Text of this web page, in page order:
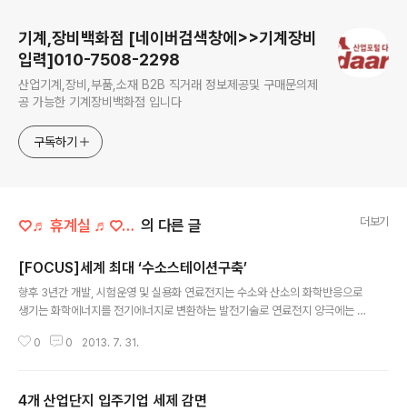
기계,장비백화점 [네이버검색창에>>기계장비
입력]010-7508-2298
산업기계,장비,부품,소재 B2B 직거래 정보제공및 구매문의제
공 가능한 기계장비백화점 입니다
구독하기
♡♬ 휴계실 ♬♡/정보마당 의 다른 글 더보기
[FOCUS]세계 최대 ‘수소스테이션구축’
향후 3년간 개발, 시험운영 및 실용화 연료전지는 수소와 산소의 화학반응으로
생기는 화학에너지를 전기에너지로 변환하는 발전기술로 연료전지 양극에는 수
화학적인 반응이 일어나 이 과정에서 전기를 생산되고, 부산물로 물이 발생하는
및 운동에너지를 포함하고 있기 때문에 이 과정에서 에너지 손실이 발생한다.
0 0 2013. 7. 31.
4개 산업단지 입주기업 세제 감면